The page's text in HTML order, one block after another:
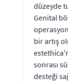
düzeyde
Genital
bir artış
sonrası
desteği